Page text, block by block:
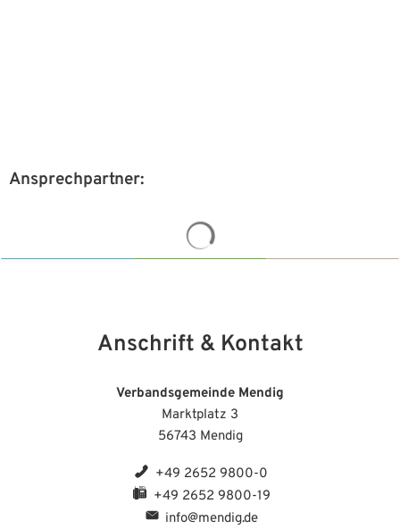
Ansprechpartner:
Anschrift & Kontakt
Verbandsgemeinde Mendig
Marktplatz 3
56743 Mendig
+49 2652 9800-0
+49 2652 9800-19
info@mendig.de